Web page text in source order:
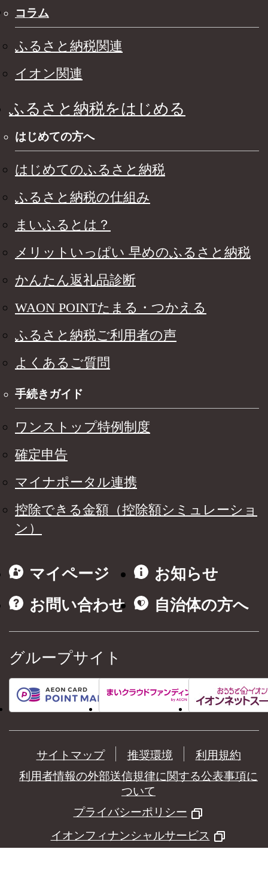
コラム
ふるさと納税関連
イオン関連
ふるさと納税をはじめる
はじめての方へ
はじめてのふるさと納税
ふるさと納税の仕組み
まいふるとは？
メリットいっぱい 早めのふるさと納税
かんたん返礼品診断
WAON POINTたまる・つかえる
ふるさと納税ご利用者の声
よくあるご質問
手続きガイド
ワンストップ特例制度
確定申告
マイナポータル連携
控除できる金額（控除額シミュレーショ
ン）
マイページ
お知らせ
お問い合わせ
自治体の方へ
グループサイト
サイトマップ 推奨環境
利用規約
利用者情報の外部送信規律に関する公表事項に
ついて
プライバシーポリシー
イオンフィナンシャルサービス